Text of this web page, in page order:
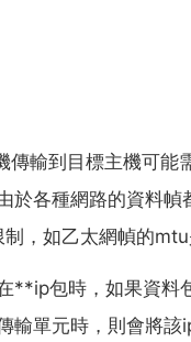
傳輸到目標主機可能
於各種網路的資料幀
，如乙太網幀的mtu
**ip包時，如果資料
輸單元時，則會將該